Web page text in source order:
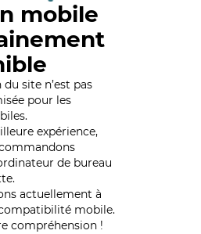
mobile
site n’est pas
pour les
expérience,
de bureau
actuellement à
mobile.
compréhension !